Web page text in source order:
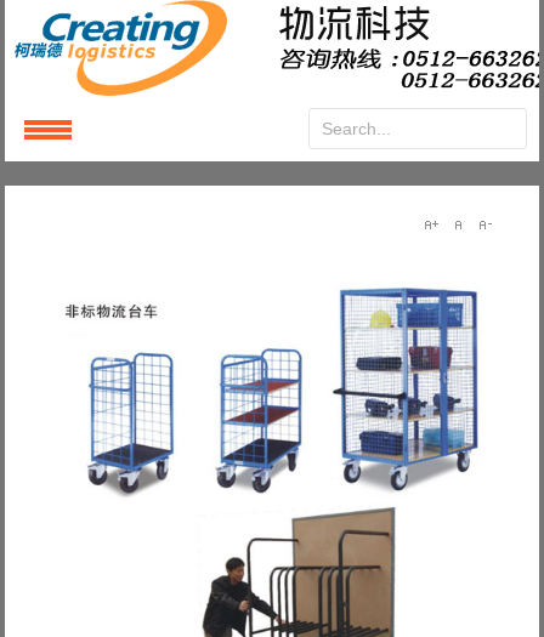
LoginorRegister
Remember Me
Log in with Facebook